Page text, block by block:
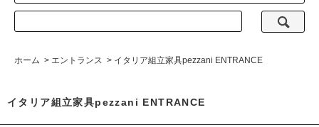
ホーム > エントランス > イタリア組立家具pezzani ENTRANCE
イタリア組立家具pezzani ENTRANCE